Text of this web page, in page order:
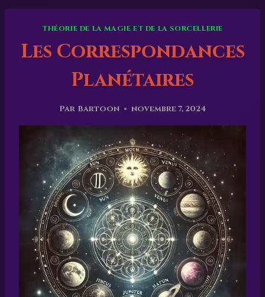
THÉORIE DE LA MAGIE ET DE LA SORCELLERIE
Les Correspondances
Planétaires
Par Bartoon novembre 7, 2024